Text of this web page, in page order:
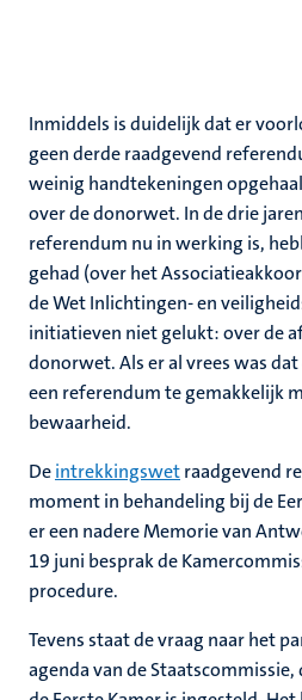
Inmiddels is duidelijk dat er
geen derde raadgevend
weinig handtekeningen
over de donorwet. In de drie
referendum nu in werking is,
gehad (over het
de Wet Inlichtingen- en
initiatieven niet gelukt: over de
donorwet. Als er al vrees was
een referendum te gemakkelijk
bewaarheid.
Deintrekkingswetraadgevend
moment in behandeling bij de
er een nadere Memorie van
19 juni besprak de
procedure.
Tevens staat de vraag naar het
agenda van de